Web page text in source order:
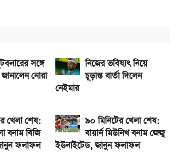
সঙ্গে
নোরা
নিজের ভবিষ্যৎ নিয়ে
চূড়ান্ত বার্তা দিলেন
নেইমার
খেলা শেষ:
বনাম বিজি
ফলাফল
৯০ মিনিটের খেলা শেষ:
বায়ার্ন মিউনিখ বনাম জেজু
ইউনাইটেড, জানুন ফলাফল